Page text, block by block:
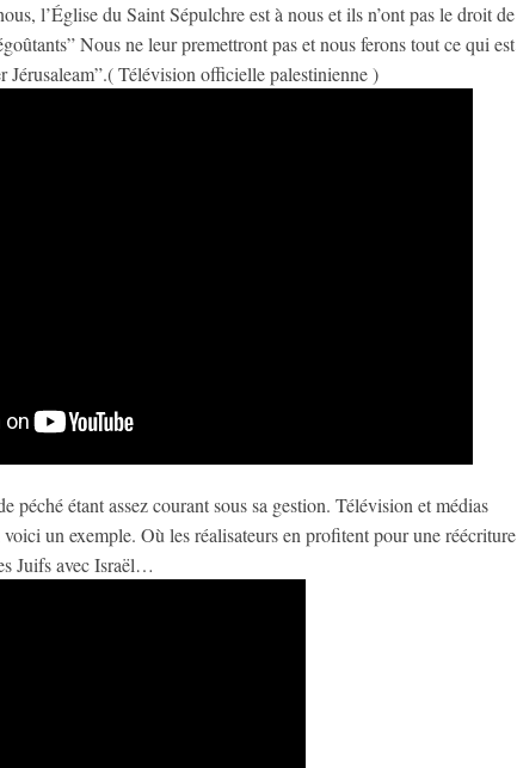
l’Église du Saint Sépulchre est à nous et ils n’ont pas le droit de
Nous ne leur premettront pas et nous ferons tout ce qui est
Jérusaleam”.( Télévision officielle palestinienne )
péché étant assez courant sous sa gestion. Télévision et médias
un exemple. Où les réalisateurs en profitent pour une réécriture
Juifs avec Israël…